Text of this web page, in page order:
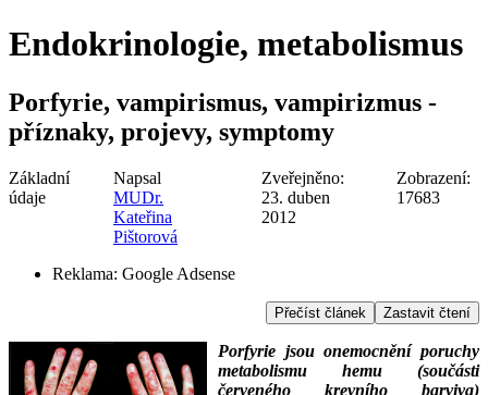
Endokrinologie, metabolismus
Porfyrie, vampirismus, vampirizmus -
příznaky, projevy, symptomy
Základní
údaje
Napsal
MUDr.
Kateřina
Pištorová
Zveřejněno:
23. duben
2012
Zobrazení:
17683
Reklama: Google Adsense
Přečíst článek Zastavit čtení
Porfyrie jsou onemocnění poruchy
metabolismu hemu (součásti
červeného krevního barviva)